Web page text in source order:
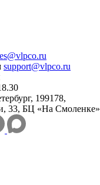
support@vlpco.ru
199178,
33, БЦ «На Смоленке»